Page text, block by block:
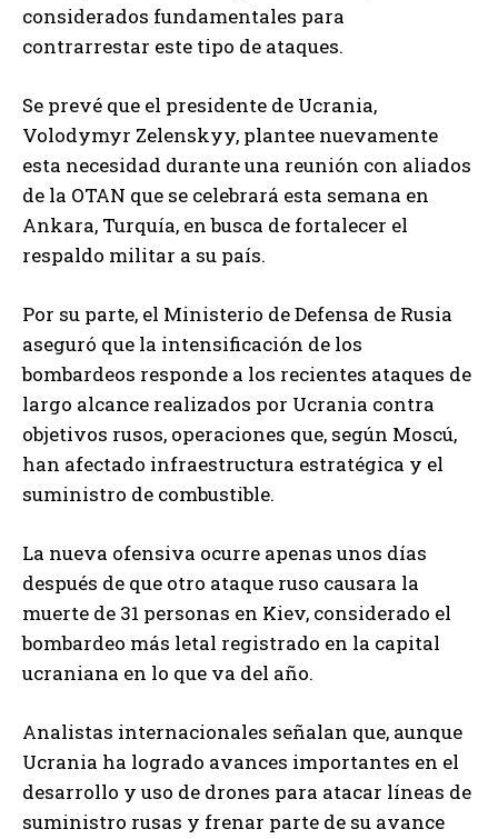
considerados fundamentales para
contrarrestar este tipo de ataques.
Se prevé que el presidente de Ucrania,
Volodymyr Zelenskyy, plantee nuevamente
esta necesidad durante una reunión con aliados
de la OTAN que se celebrará esta semana en
Ankara, Turquía, en busca de fortalecer el
respaldo militar a su país.
Por su parte, el Ministerio de Defensa de Rusia
aseguró que la intensificación de los
bombardeos responde a los recientes ataques de
largo alcance realizados por Ucrania contra
objetivos rusos, operaciones que, según Moscú,
han afectado infraestructura estratégica y el
suministro de combustible.
La nueva ofensiva ocurre apenas unos días
después de que otro ataque ruso causara la
muerte de 31 personas en Kiev, considerado el
bombardeo más letal registrado en la capital
ucraniana en lo que va del año.
Analistas internacionales señalan que, aunque
Ucrania ha logrado avances importantes en el
desarrollo y uso de drones para atacar líneas de
suministro rusas y frenar parte de su avance